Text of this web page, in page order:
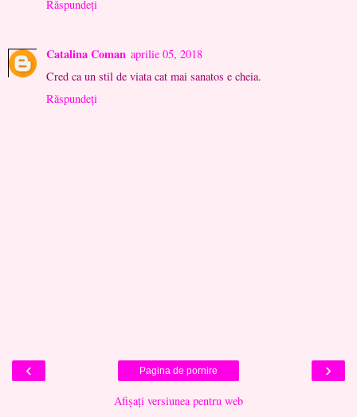
Răspundeți
Catalina Coman aprilie 05, 2018
Cred ca un stil de viata cat mai sanatos e cheia.
Răspundeți
‹ ›
Pagina de pornire
Afișați versiunea pentru web